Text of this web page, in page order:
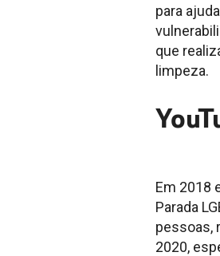
para
que
limpeza.
Em 2018
Parada
pessoas,
2020,